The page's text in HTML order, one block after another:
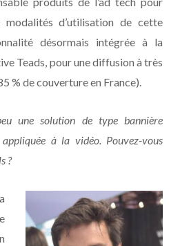
modalités d’utilisation de cette
désormais intégrée à la
Teads, pour une diffusion à très
% de couverture en France).
une solution de type bannière
à la vidéo. Pouvez-vous
?